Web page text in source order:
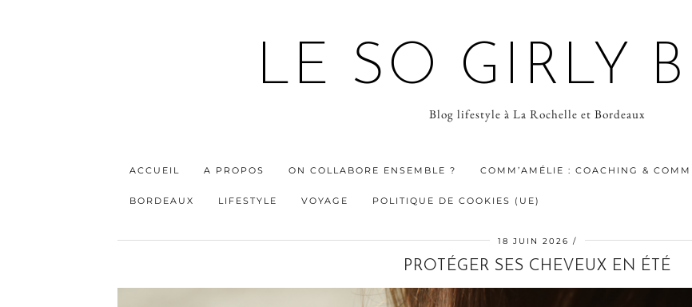
LE SO GIRLY
Blog lifestyle à La Rochelle et Bordeaux
ACCUEIL A PROPOS ON COLLABORE ENSEMBLE ? COMM’AMÉLIE : COACHING &
BORDEAUX LIFESTYLE VOYAGE POLITIQUE DE COOKIES (UE)
18 JUIN 2026
PROTÉGER SES CHEVEUX EN ÉTÉ